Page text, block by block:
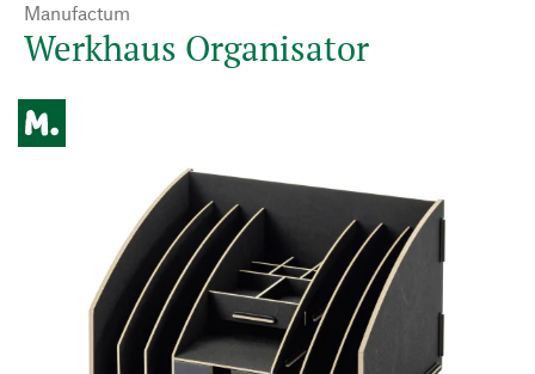
Manufactum
Werkhaus Organisator